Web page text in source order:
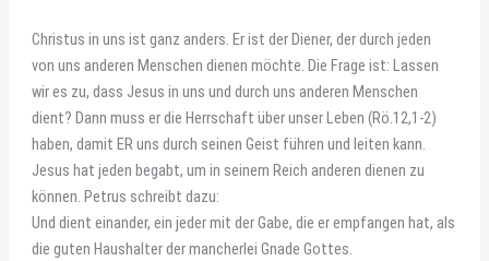
Christus in uns ist ganz anders. Er ist der Diener, der durch jeden
von uns anderen Menschen dienen möchte. Die Frage ist: Lassen
wir es zu, dass Jesus in uns und durch uns anderen Menschen
dient? Dann muss er die Herrschaft über unser Leben (Rö.12,1-2)
haben, damit ER uns durch seinen Geist führen und leiten kann.
Jesus hat jeden begabt, um in seinem Reich anderen dienen zu
können. Petrus schreibt dazu:
Und dient einander, ein jeder mit der Gabe, die er empfangen hat, als
die guten Haushalter der mancherlei Gnade Gottes.